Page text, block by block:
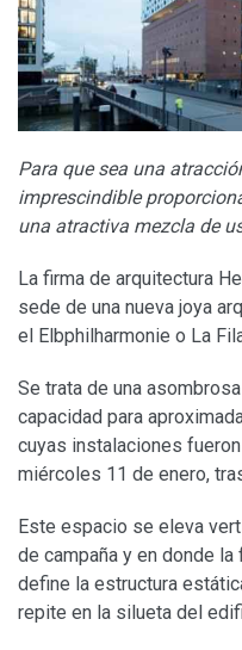
Para que sea una
imprescindible
una atractiva mezcla de
La firma de arquitectura
sede de una nueva joya
el Elbphilharmonie o La
Se trata de una
capacidad para
cuyas instalaciones
miércoles 11 de enero,
Este espacio se eleva
de campaña y en donde
define la estructura
repite en la silueta del